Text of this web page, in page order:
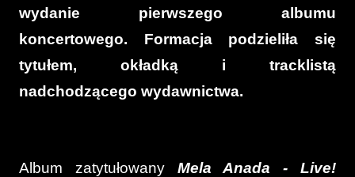
wydanie pierwszego albumu
koncertowego. Formacja podzieliła się
tytułem, okładką i tracklistą
nadchodzącego wydawnictwa.
Album zatytułowany Mela Anada - Live!